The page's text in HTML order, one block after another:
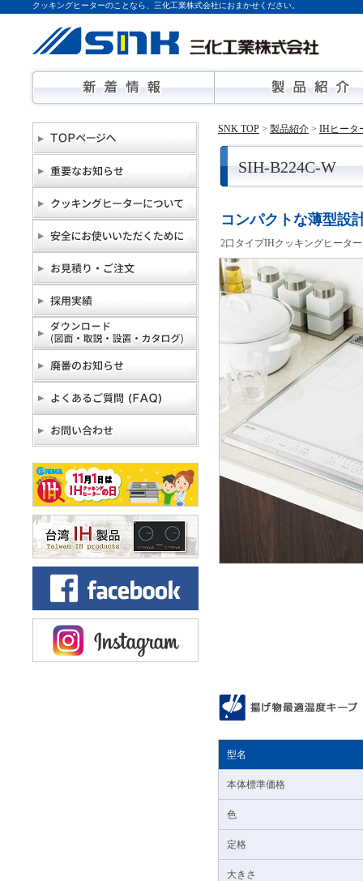
クッキングヒーターのことなら、三化工業株式会社におまかせください。
SNK TOP > 製品紹介 > IHヒータ
SIH-B224C-W
コンパクトな薄型設
2口タイプIHクッキングヒータ
型名
本体標準価格
色
定格
大きさ